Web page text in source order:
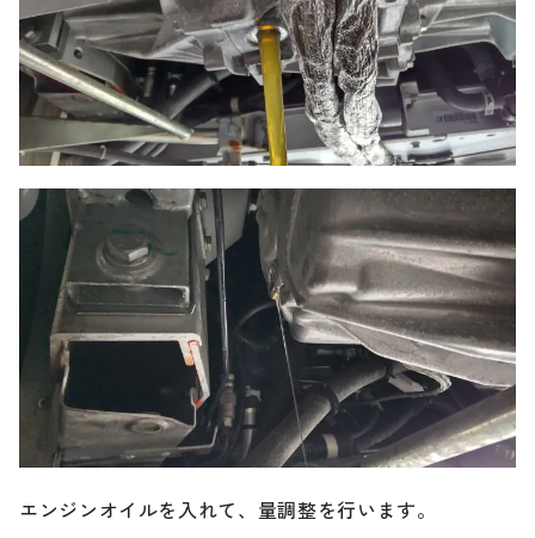
エンジンオイルを入れて、量調整を行います。